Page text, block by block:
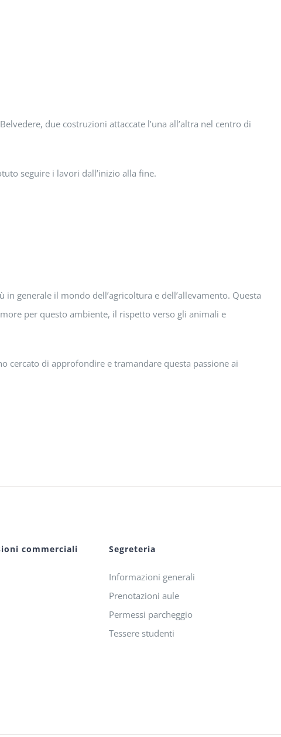
due costruzioni attaccate l’una all’altra nel centro di
seguire i lavori dall’inizio alla fine.
generale il mondo dell’agricoltura e dell’allevamento. Questa
per questo ambiente, il rispetto verso gli animali e
cercato di approfondire e tramandare questa passione ai
commerciali Segreteria
Informazioni generali
Prenotazioni aule
Permessi parcheggio
Tessere studenti